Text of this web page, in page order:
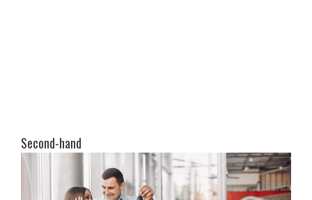
Second-hand